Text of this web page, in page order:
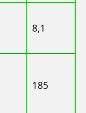
8,1
185